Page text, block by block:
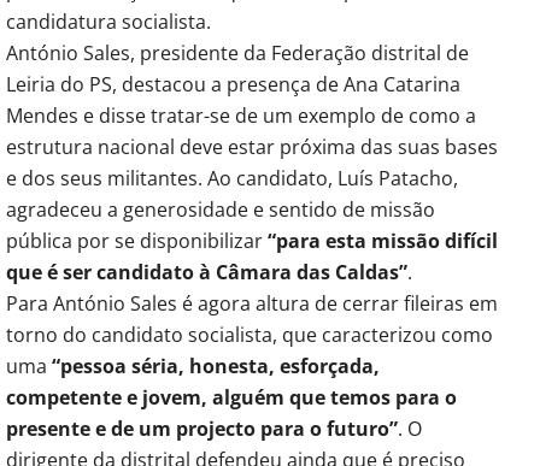
candidatura socialista.
António Sales, presidente da Federação distrital de
Leiria do PS, destacou a presença de Ana Catarina
Mendes e disse tratar-se de um exemplo de como a
estrutura nacional deve estar próxima das suas bases
e dos seus militantes. Ao candidato, Luís Patacho,
agradeceu a generosidade e sentido de missão
pública por se disponibilizar“para esta missão difícil
que é ser candidato à Câmara das Caldas”.
Para António Sales é agora altura de cerrar fileiras em
torno do candidato socialista, que caracterizou como
uma “pessoa séria, honesta, esforçada,
competente e jovem, alguém que temos para o
presente e de um projecto para o futuro”. O
dirigente da distrital defendeu ainda que é preciso